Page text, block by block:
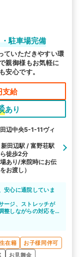
駐車場完備
ていただきやすい環
親御様もお気軽に
安心です。
支給
あり
辺中央5-1-11ヴィ
田辺駅 / 富野荘駅
徒歩2分
あり/来院時にお伝
お渡し）
安心に通院していま
ージ、ストレッチが
整しながらの対応を
たです！
在籍
お子様同伴可
お見舞金